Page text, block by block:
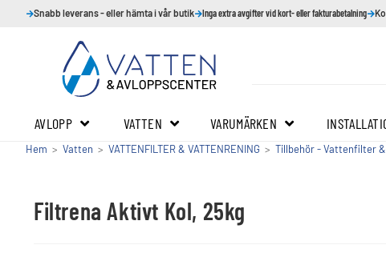
Snabb leverans - eller hämta i vår butik Inga extra avgifter vid kort- eller fakturabetalning
AVLOPP VATTEN VARUMÄRKEN
Hem > Vatten > VATTENFILTER & VATTENRENING > Tillbehör - Vattenfilter
Filtrena Aktivt Kol, 25kg